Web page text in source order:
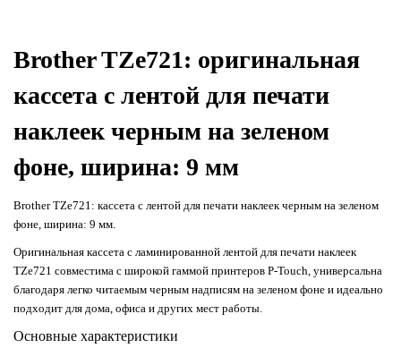
Brother TZe721: оригинальная
кассета с лентой для печати
наклеек черным на зеленом
фоне, ширина: 9 мм
Brother TZe721: кассета с лентой для печати наклеек черным на зеленом
фоне, ширина: 9 мм.
Оригинальная кассета с ламинированной лентой для печати наклеек
TZe721 совместима с широкой гаммой принтеров P-Touch, универсальна
благодаря легко читаемым черным надписям на зеленом фоне и идеально
подходит для дома, офиса и других мест работы.
Основные характеристики